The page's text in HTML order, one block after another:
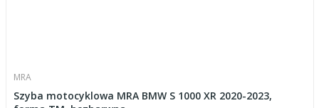
MRA
Szyba motocyklowa MRA BMW S 1000 XR 2020-2023,